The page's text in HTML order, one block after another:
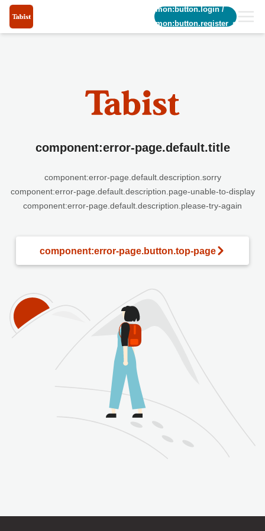
common:button.login/
common:button.register_short
component:error-page.default.title
component:error-page.default.description.sorry
component:error-page.default.description.page-unable-to-display
component:error-page.default.description.please-try-again
component:error-page.button.top-page